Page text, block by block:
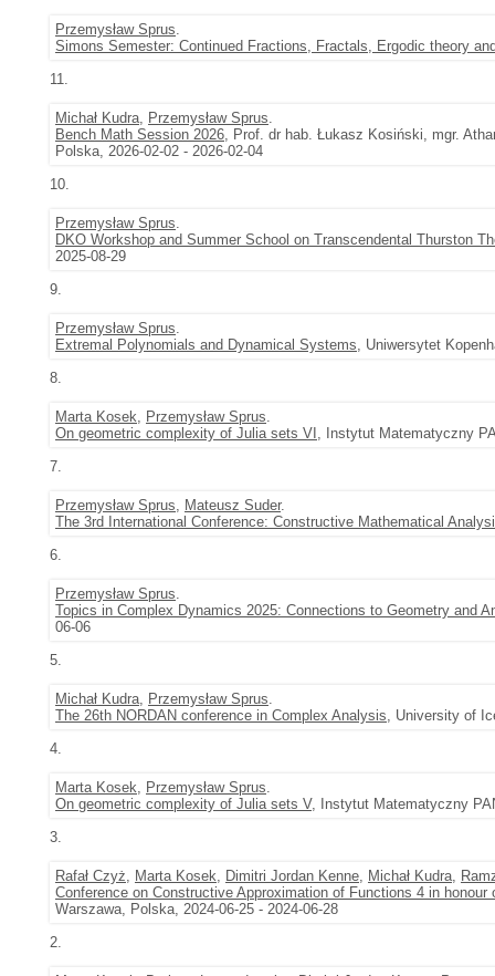
Przemysław Sprus.
Simons Semester: Continued Fractions, Fractals, Ergodic theory
11.
Michał Kudra, Przemysław Sprus.
Bench Math Session 2026, Prof. dr hab. Łukasz Kosiński, mgr.
Polska, 2026-02-02 - 2026-02-04
10.
Przemysław Sprus.
DKO Workshop and Summer School on Transcendental Thurston
2025-08-29
9.
Przemysław Sprus.
Extremal Polynomials and Dynamical Systems, Uniwersytet
8.
Marta Kosek, Przemysław Sprus.
On geometric complexity of Julia sets VI , Instytut Matematyczny
7.
Przemysław Sprus, Mateusz Suder.
The 3rd International Conference: Constructive Mathematical
6.
Przemysław Sprus.
Topics in Complex Dynamics 2025: Connections to Geometry and
06-06
5.
Michał Kudra, Przemysław Sprus.
The 26th NORDAN conference in Complex Analysis, University of
4.
Marta Kosek, Przemysław Sprus.
On geometric complexity of Julia sets V, Instytut Matematyczny
3.
Rafał Czyż, Marta Kosek, Dimitri Jordan Kenne, Michał Kudra,
Conference on Constructive Approximation of Functions 4 in
Warszawa, Polska, 2024-06-25 - 2024-06-28
2.